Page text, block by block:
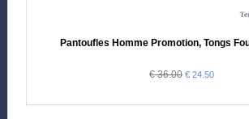
Pantoufles Homme Promotion, Tongs
€ 36.00 € 24.50